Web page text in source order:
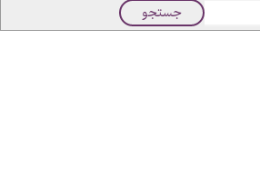
جستجو